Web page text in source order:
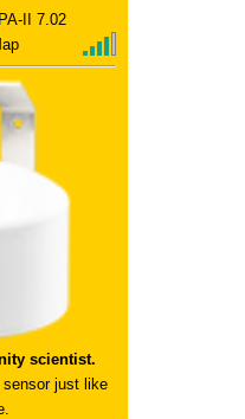
PA-II
7.02
scientist.
sensor just like